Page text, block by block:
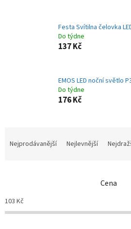
Festa Svítilna čelovka
Do týdne
137 Kč
EMOS LED noční světlo
Do týdne
176 Kč
p
r
o
Nejprodávanější Nejlevnější
Cena
103 Kč